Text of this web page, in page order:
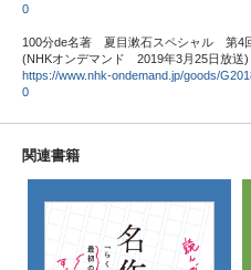
0
100分de名著 夏目漱石スペシャル 第4
(NHKオンデマンド 2019年3月25日放送)
https://www.nhk-ondemand.jp/goods/
0
関連書籍